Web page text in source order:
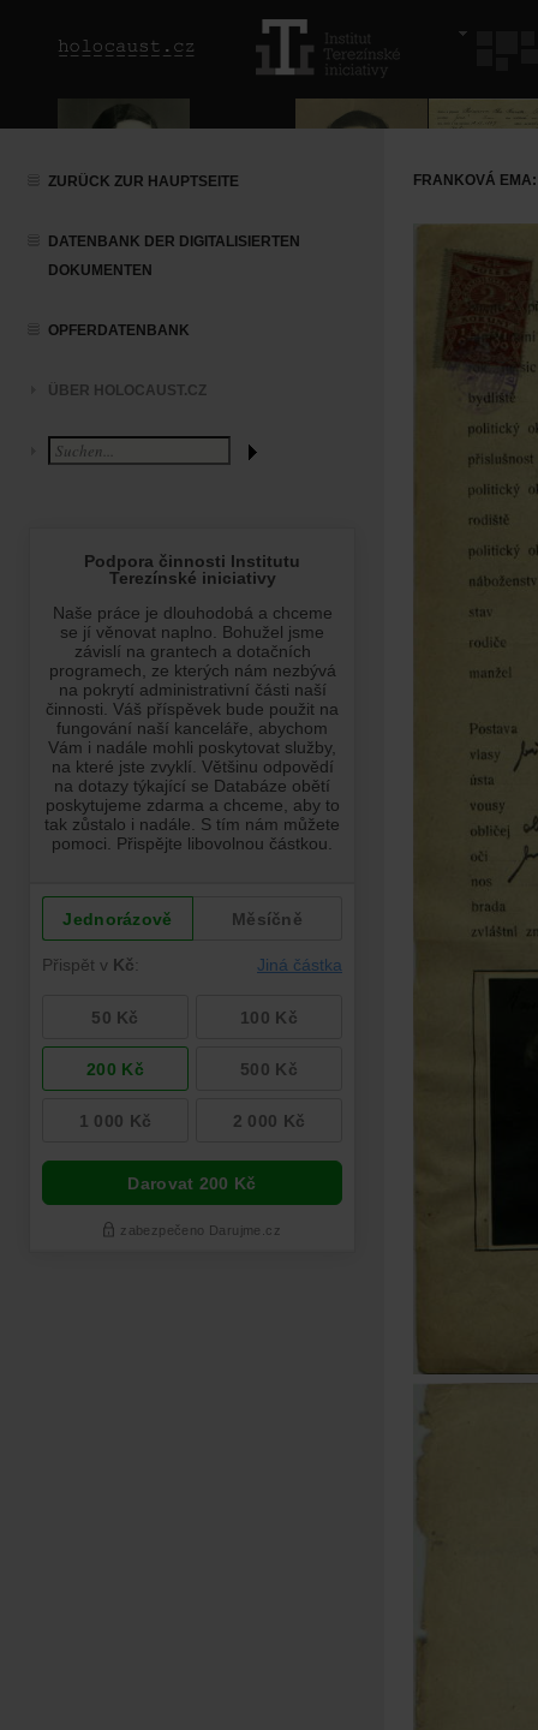
ZURÜCK ZUR HAUPTSEITE
DATENBANK DER DIGITALISIERTEN
DOKUMENTEN
OPFERDATENBANK
ÜBER HOLOCAUST.CZ
FRANKOVÁ